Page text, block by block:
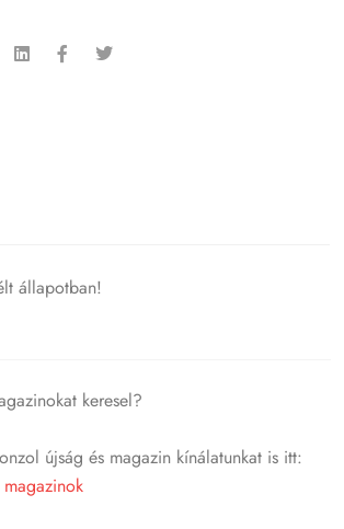
állapotban!
keresel?
újság és magazin kínálatunkat is itt: